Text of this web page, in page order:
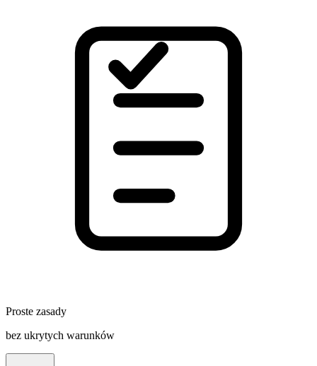
Proste zasady
bez ukrytych warunków